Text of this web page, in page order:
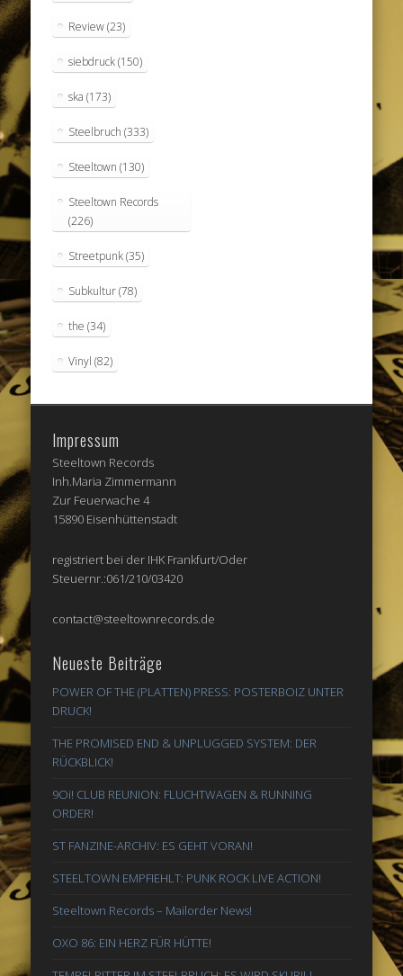
Review(23)
siebdruck(150)
ska (173)
Steelbruch (333)
Steeltown (130)
Steeltown Records
(226)
Streetpunk(35)
Subkultur(78)
the (34)
Vinyl (82)
Impressum
Steeltown Records
Inh.Maria Zimmermann
Zur Feuerwache 4
15890 Eisenhüttenstadt
registriert bei der IHK Frankfurt/Oder
Steuernr.:061/210/03420
contact@steeltownrecords.de
Neueste Beiträge
POWER OF THE (PLATTEN) PRESS: POSTERBOIZ UNTER
DRUCK!
THE PROMISED END & UNPLUGGED SYSTEM: DER
RÜCKBLICK!
9Oi! CLUB REUNION: FLUCHTWAGEN & RUNNING
ORDER!
ST FANZINE-ARCHIV: ES GEHT VORAN!
STEELTOWN EMPFIEHLT: PUNK ROCK LIVE ACTION!
Steeltown Records – Mailorder News!
OXO 86: EIN HERZ FÜR HÜTTE!